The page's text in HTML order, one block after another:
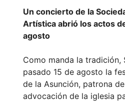
Un concierto de la
Artística abrió los actos
agosto
Como manda la tradición,
pasado 15 de agosto la
de la Asunción, patrona
advocación de la iglesia